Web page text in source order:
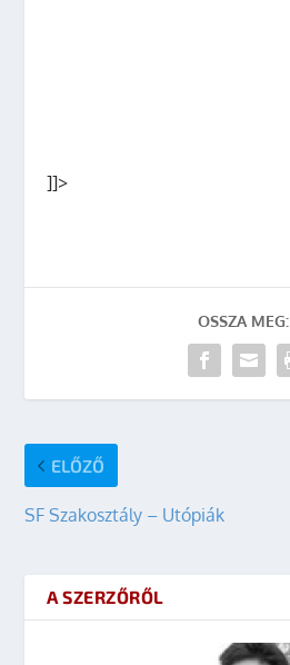
]]>
OSSZA MEG:
ELŐZŐ
SF Szakosztály – Utópiák
A SZERZŐRŐL